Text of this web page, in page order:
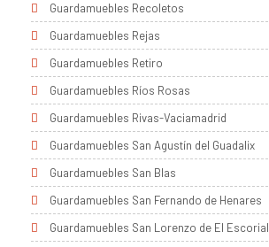
Guardamuebles Recoletos
Guardamuebles Rejas
Guardamuebles Retiro
Guardamuebles Ríos Rosas
Guardamuebles Rivas-Vaciamadrid
Guardamuebles San Agustín del Guadalix
Guardamuebles San Blas
Guardamuebles San Fernando de Henares
Guardamuebles San Lorenzo de El Escorial